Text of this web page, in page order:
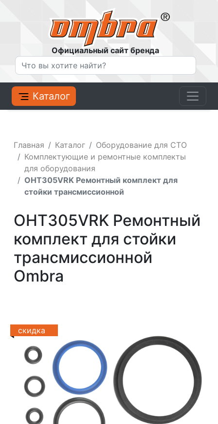
Официальный сайт бренда
Каталог
Главная Каталог
Оборудование для СТО
Комплектующие и ремонтные комплекты
для оборудования
OHT305VRK Ремонтный комплект для
стойки трансмиссионной
OHT305VRK Ремонтный
комплект для стойки
трансмиссионной
Ombra
скидка